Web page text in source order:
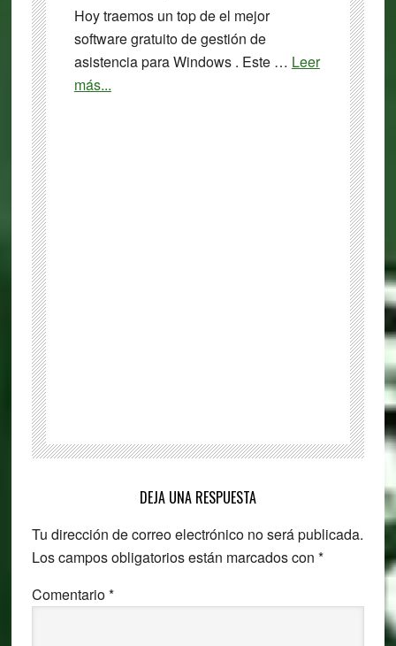
Hoy traemos un top de el mejor
software gratuito de gestión de
asistencia para Windows . Este … Leer
más...about
Interactions
DEJA UNA RESPUESTA
Tu dirección de correo electrónico no será publicada.
Los campos obligatorios están marcados con *
Comentario*